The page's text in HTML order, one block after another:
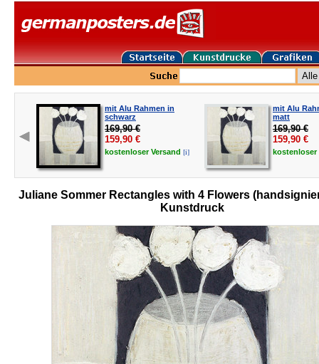
mit Alu Rahmen in
schwarz
169,90 €
159,90 €
kostenloserVersand [i]
mit Alu
matt
169,90 €
159,90 €
kostenloser
Juliane Sommer Rectangles with 4 Flowers
Kunstdruck